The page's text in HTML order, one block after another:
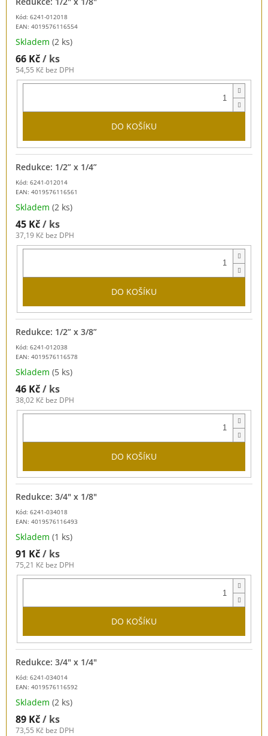
Kód: 6241-012018
EAN: 4019576116554
Skladem (2 ks)
66 Kč/ ks
54,55 Kč bez DPH
DO KOŠÍKU
Kód: 6241-012014
EAN: 4019576116561
Redukce: 1/2” x 1/4”
Skladem (2 ks)
45 Kč/ ks
37,19 Kč bez DPH
DO KOŠÍKU
Kód: 6241-012038
EAN: 4019576116578
Redukce: 1/2” x 3/8”
Skladem (5 ks)
46 Kč/ ks
38,02 Kč bez DPH
DO KOŠÍKU
Kód: 6241-034018
EAN: 4019576116493
Redukce: 3/4" x 1/8"
Skladem (1 ks)
91 Kč/ ks
75,21 Kč bez DPH
DO KOŠÍKU
Kód: 6241-034014
EAN: 4019576116592
Redukce: 3/4" x 1/4"
Skladem (2 ks)
89 Kč/ ks
73,55 Kč bez DPH